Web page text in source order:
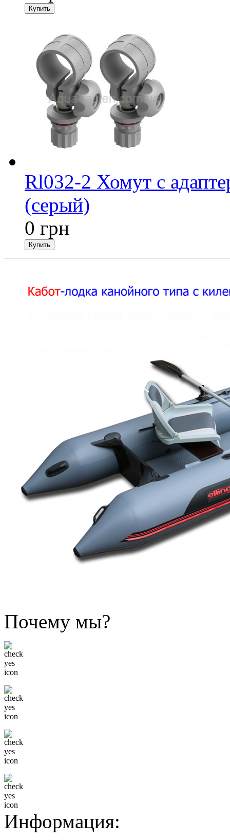
Rl032-2 Хомут с
(серый)
0 грн
Почему мы?
Информация: